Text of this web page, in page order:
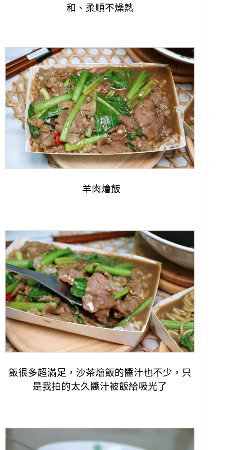
和、柔順不燥熱
羊肉燴飯
飯很多超滿足，沙茶燴飯的醬汁也不少，只
是我拍的太久醬汁被飯給吸光了